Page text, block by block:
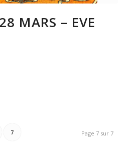
MARS – EVE
Page 7 sur 7
7